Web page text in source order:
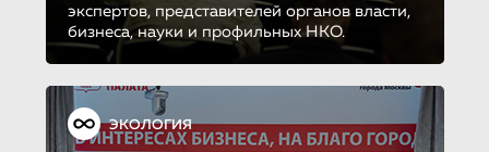
экспертов, представителей органов власти,
бизнеса, науки и профильных НКО.
ЭКОЛОГИЯ